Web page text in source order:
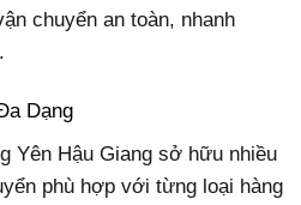
chuyển an toàn, nhanh
Dạng
Yên Hậu Giang sở hữu nhiều
phù hợp với từng loại hàng